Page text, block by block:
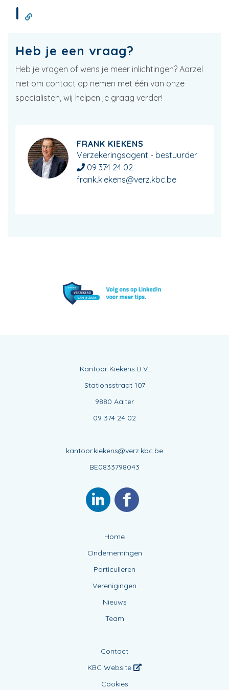
l
Heb je een vraag?
Heb je vragen of wens je meer inlichtingen? Aarzel
niet om contact op nemen met één van onze
specialisten, wij helpen je graag verder!
FRANK KIEKENS
Verzekeringsagent - bestuurder
09 374 24 02
frank.kiekens@verz.kbc.be
Kantoor Kiekens B.V.
Stationsstraat 107
9880 Aalter
09 374 24 02
kantoor.kiekens@verz.kbc.be
BE0833798043
Home
Ondernemingen
Particulieren
Verenigingen
Nieuws
Team
Contact
KBC Website
Cookies